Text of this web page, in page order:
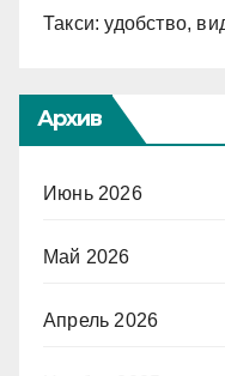
Такси: удобство,
Архив
Июнь 2026
Май 2026
Апрель 2026